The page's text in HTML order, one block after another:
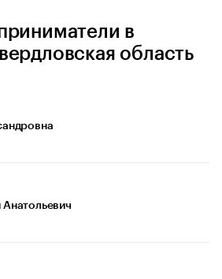
в
область